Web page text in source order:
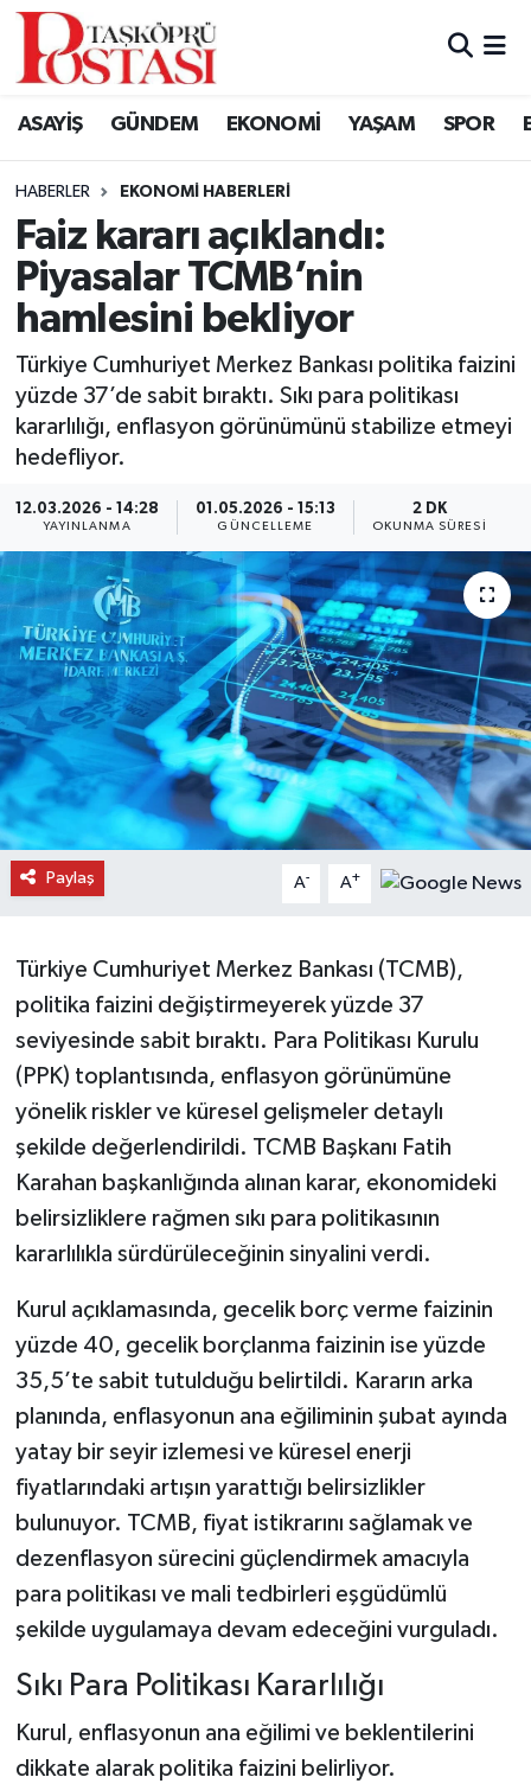
ASAYİŞ GÜNDEM EKONOMİ YAŞAM SPOR
HABERLER EKONOMI HABERLERI
Faiz kararı açıklandı:
Piyasalar TCMB’nin
hamlesini bekliyor
Türkiye Cumhuriyet Merkez Bankası politika faizini
yüzde 37’de sabit bıraktı. Sıkı para politikası
kararlılığı, enflasyon görünümünü stabilize etmeyi
hedefliyor.
12.03.2026 - 14:28
YAYINLANMA
01.05.2026 - 15:13
GÜNCELLEME
2 DK
OKUNMA SÜRESI
Paylaş A- A+
Türkiye Cumhuriyet Merkez Bankası (TCMB),
politika faizini değiştirmeyerek yüzde 37
seviyesinde sabit bıraktı. Para Politikası Kurulu
(PPK) toplantısında, enflasyon görünümüne
yönelik riskler ve küresel gelişmeler detaylı
şekilde değerlendirildi. TCMB Başkanı Fatih
Karahan başkanlığında alınan karar, ekonomideki
belirsizliklere rağmen sıkı para politikasının
kararlılıkla sürdürüleceğinin sinyalini verdi.
Kurul açıklamasında, gecelik borç verme faizinin
yüzde 40, gecelik borçlanma faizinin ise yüzde
35,5’te sabit tutulduğu belirtildi. Kararın arka
planında, enflasyonun ana eğiliminin şubat ayında
yatay bir seyir izlemesi ve küresel enerji
fiyatlarındaki artışın yarattığı belirsizlikler
bulunuyor. TCMB, fiyat istikrarını sağlamak ve
dezenflasyon sürecini güçlendirmek amacıyla
para politikası ve mali tedbirleri eşgüdümlü
şekilde uygulamaya devam edeceğini vurguladı.
Sıkı Para Politikası Kararlılığı
Kurul, enflasyonun ana eğilimi ve beklentilerini
dikkate alarak politika faizini belirliyor.
Kastamonu Vefat Edenler
Araç Haberleri
Azdavay Haberleri
Bozkurt Haberleri
Çatalzeytin Haberleri
Cide Haberleri
Daday Haberleri
Devrekani Haberleri
Doğanyurt Haberleri
Hanönü Haberleri
İhsangazi Haberleri
İnebolu Haberleri
Merkez Haberleri
Şenpazar Haberleri
Seydiler Haberleri
Tosya Haberleri
Karadeniz Haberleri
Ulusal Haberler
Teknoloji Haberleri
Siyaset Haberleri
Dünya Haberleri
Haber Arşivi